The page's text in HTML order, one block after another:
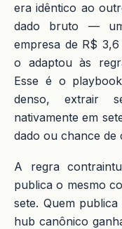
era idêntico ao
dado bruto —
empresa de R$
o adaptou às
Esse é o
denso, extrair
nativamente em
dado ou chance de
A regra
publica o mesmo
sete. Quem
hub canônico